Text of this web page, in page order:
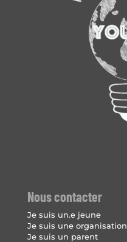
Nous contacter
Je suis un.e jeune
Je suis une organisation
Je suis un parent